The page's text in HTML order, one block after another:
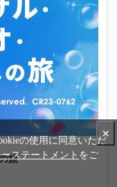
旅
×
の使用に同意いただ
ステートメント をご